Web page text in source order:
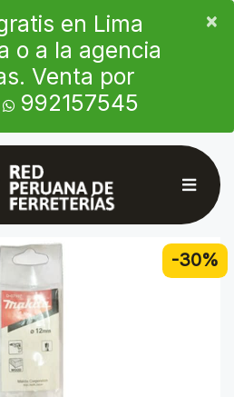
en Lima
o a la agencia
Venta por
992157545
×
×
-30%